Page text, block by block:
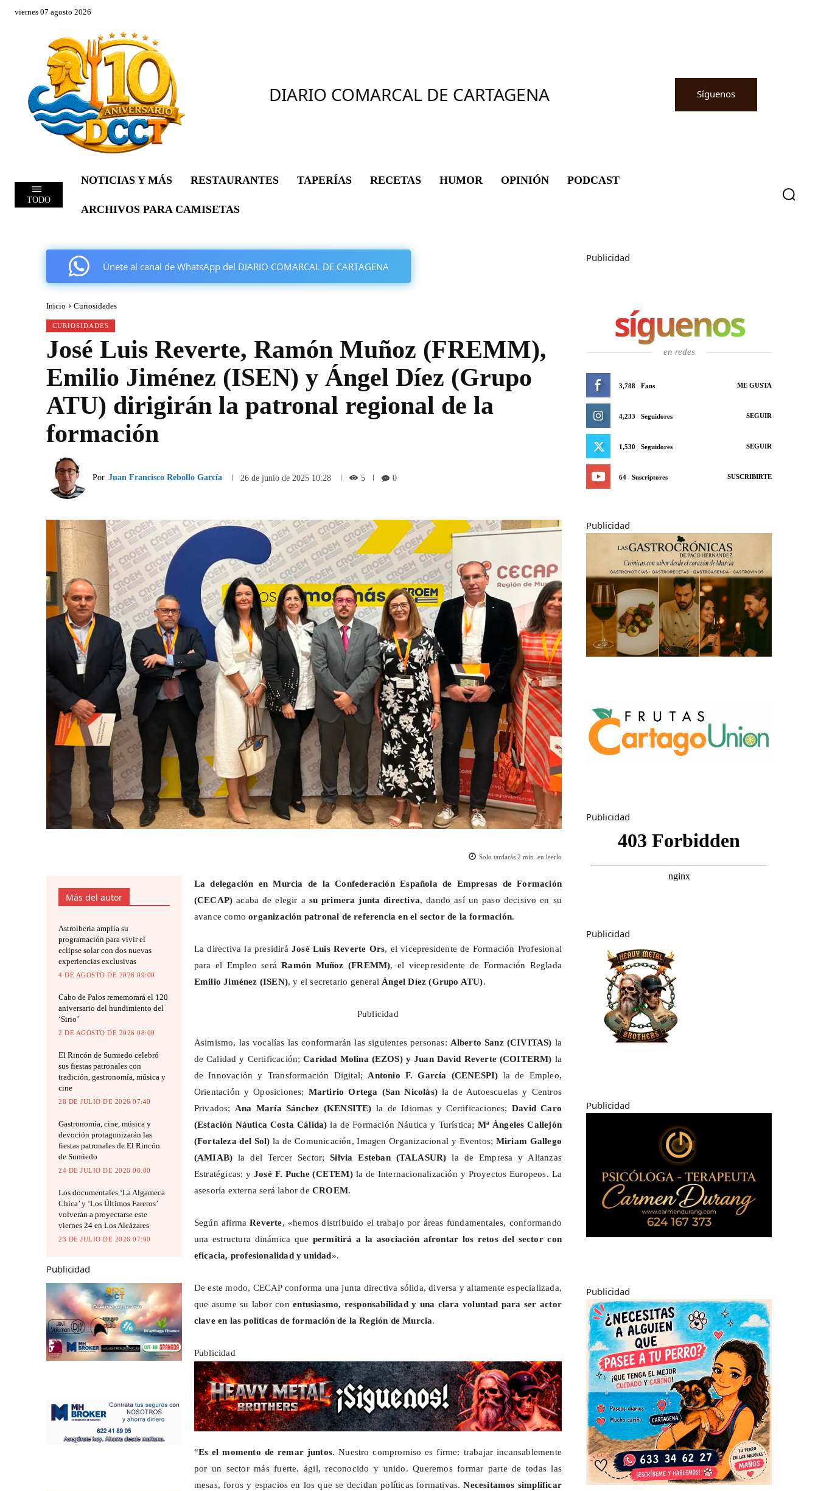
viernes 07 agosto 2026
DIARIO COMARCAL DE CARTAGENA Síguenos
TODO
NOTICIAS Y MÁS RESTAURANTES TAPERÍAS RECETAS HUMOR OPINIÓN PODCAST
ARCHIVOS PARA CAMISETAS
Únete al canal de WhatsApp del DIARIO COMARCAL DE CARTAGENA
Inicio Curiosidades
CURIOSIDADES
José Luis Reverte, Ramón Muñoz (FREMM),
Emilio Jiménez (ISEN) y Ángel Díez (Grupo
ATU) dirigirán la patronal regional de la
formación
Por Juan Francisco Rebollo García 26 de junio de 2025 10:28 5 0
Solo tardarás2 min. en leerlo
Más del autor
Astroiberia amplía su
programación para vivir el
eclipse solar con dos nuevas
experiencias exclusivas
4 DE AGOSTO DE 2026 09:00
Cabo de Palos rememorará el 120
aniversario del hundimiento del
‘Sirio’
2 DE AGOSTO DE 2026 08:00
El Rincón de Sumiedo celebró
sus fiestas patronales con
tradición, gastronomía, música y
cine
28 DE JULIO DE 2026 07:40
Gastronomía, cine, música y
devoción protagonizarán las
fiestas patronales de El Rincón
de Sumiedo
24 DE JULIO DE 2026 08:00
Los documentales ‘La Algameca
Chica’ y ‘Los Últimos Fareros’
volverán a proyectarse este
viernes 24 en Los Alcázares
23 DE JULIO DE 2026 07:00
Publicidad
La delegación en Murcia de la Confederación Española de Empresas de Formación
(CECAP) acaba de elegir a su primera junta directiva, dando así un paso decisivo en su
avance comoorganización patronal de referencia en el sector de la formación.
La directiva la presidirá José Luis Reverte Ors, el vicepresidente de Formación Profesional
para el Empleo seráRamón Muñoz (FREMM), el vicepresidente de Formación Reglada
Emilio Jiménez (ISEN), y el secretario generalÁngel Díez (Grupo ATU).
Publicidad
Asimismo, las vocalías las conformarán las siguientes personas: Alberto Sanz (CIVITAS) la
de Calidad y Certificación;Caridad Molina (EZOS) y Juan David Reverte (COITERM) la
de Innovación y Transformación Digital;Antonio F. García (CENESPI) la de Empleo,
Orientación y Oposiciones; Martirio Ortega (San Nicolás) la de Autoescuelas y Centros
Privados; Ana María Sánchez (KENSITE) la de Idiomas y Certificaciones; David Caro
(Estación Náutica Costa Cálida)la de Formación Náutica y Turística; Mª Ángeles Callejón
(Fortaleza del Sol)la de Comunicación, Imagen Organizacional y Eventos; Miriam Gallego
(AMIAB) la del Tercer Sector;Silvia Esteban (TALASUR)la de Empresa y Alianzas
Estratégicas; yJosé F. Puche (CETEM)la de Internacionalización y Proyectos Europeos. La
asesoría externa será labor de CROEM.
Según afirmaReverte, «hemos distribuido el trabajo por áreas fundamentales, conformando
una estructura dinámica que permitirá a la asociación afrontar los retos del sector con
eficacia, profesionalidad y unidad».
De este modo, CECAP conforma una junta directiva sólida, diversa y altamente especializada,
que asume su labor conentusiasmo, responsabilidad y una clara voluntad para ser actor
clave en las políticas de formación de la Región de Murcia.
Publicidad
“Es el momento de remar juntos. Nuestro compromiso es firme: trabajar incansablemente
por un sector más fuerte, ágil, reconocido y unido. Queremos formar parte de todas las
mesas, foros y espacios en los que se decidan políticas formativas.Necesitamos simplificar
Publicidad
síguenos
en redes
3,788 Fans ME GUSTA
4,233 Seguidores SEGUIR
1,530 Seguidores SEGUIR
64 Suscriptores SUSCRIBIRTE
Publicidad
Publicidad
Publicidad
Publicidad
Publicidad